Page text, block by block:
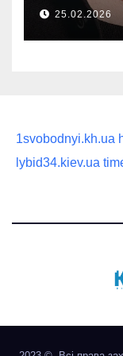
25.02.2026
1svobodnyi.kh.ua
lybid34.kiev.ua